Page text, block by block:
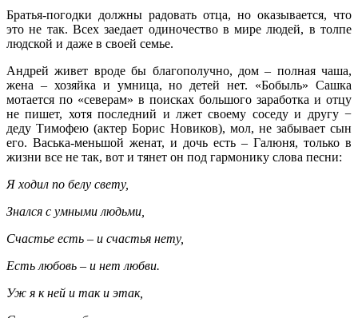
Братья-погодки должны радовать отца, но оказывается, что
это не так. Всех заедает одиночество в мире людей, в толпе
людской и даже в своей семье.
Андрей живет вроде бы благополучно, дом – полная чаша,
жена – хозяйка и умница, но детей нет. «Бобыль» Сашка
мотается по «северам» в поисках большого заработка и отцу
не пишет, хотя последний и лжет своему соседу и другу −
деду Тимофею (актер Борис Новиков), мол, не забывает сын
его. Васька-меньшой женат, и дочь есть – Галюня, только в
жизни все не так, вот и тянет он под гармонику слова песни:
Я ходил по белу свету,
Знался с умными людьми,
Счастье есть – и счастья нету,
Есть любовь – и нет любви.
Уж я к ней и так и этак,